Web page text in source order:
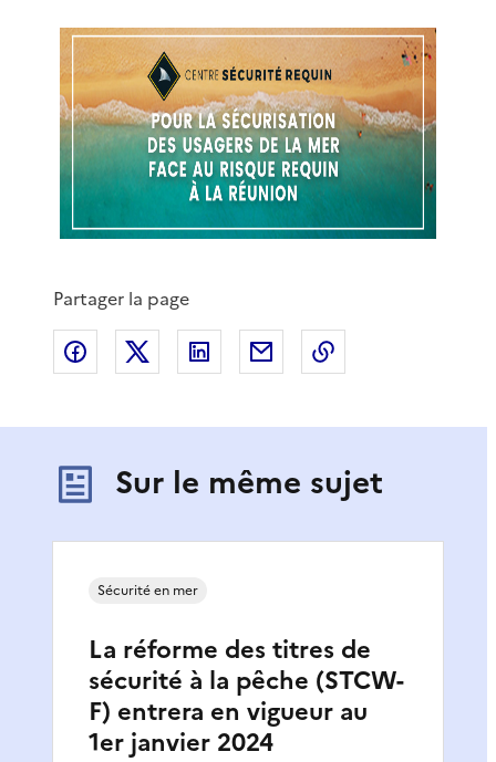
Partager la page
Partager sur Facebook
Partager sur XPartager sur LinkedIn
Partager par email
Sur le même sujet
La réforme des titres de
sécurité à la pêche (STCW-
F) entrera en vigueur au
1er janvier 2024
Sécurité en mer